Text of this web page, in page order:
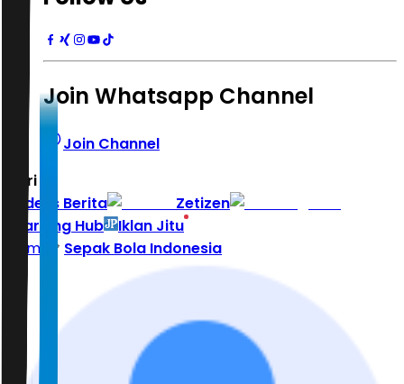
Join Whatsapp Channel
Join Channel
Hari ini
Indeks Berita
Zetizen
Learning Hub
Iklan Jitu
Home
Sepak Bola Indonesia